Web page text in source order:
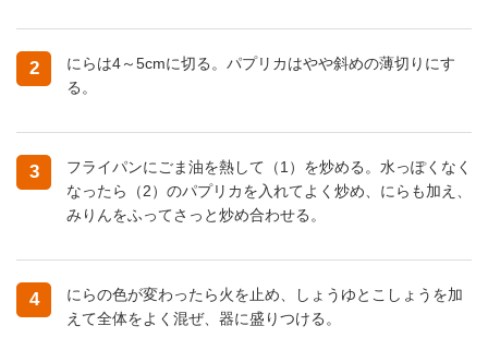
2
にらは4～5cmに切る。パプリカはやや斜めの薄切りにす
る。
3
フライパンにごま油を熱して（1）を炒める。水っぽくなく
なったら（2）のパプリカを入れてよく炒め、にらも加え、
みりんをふってさっと炒め合わせる。
4
にらの色が変わったら火を止め、しょうゆとこしょうを加
えて全体をよく混ぜ、器に盛りつける。